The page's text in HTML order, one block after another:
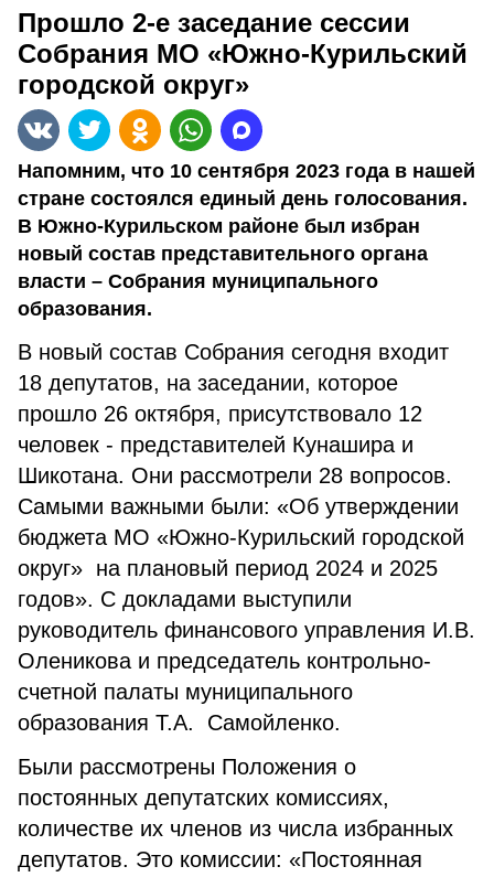
Прошло 2-е заседание сессии
Собрания МО «Южно-Курильский
городской округ»
Напомним, что 10 сентября 2023 года в нашей
стране состоялся единый день голосования.
В Южно-Курильском районе был избран
новый состав представительного органа
власти – Собрания муниципального
образования.
В новый состав Собрания сегодня входит
18 депутатов, на заседании, которое
прошло 26 октября, присутствовало 12
человек - представителей Кунашира и
Шикотана. Они рассмотрели 28 вопросов.
Самыми важными были: «Об утверждении
бюджета МО «Южно-Курильский городской
округ» на плановый период 2024 и 2025
годов». С докладами выступили
руководитель финансового управления И.В.
Оленикова и председатель контрольно-
счетной палаты муниципального
образования Т.А. Самойленко.
Были рассмотрены Положения о
постоянных депутатских комиссиях,
количестве их членов из числа избранных
депутатов. Это комиссии: «Постоянная